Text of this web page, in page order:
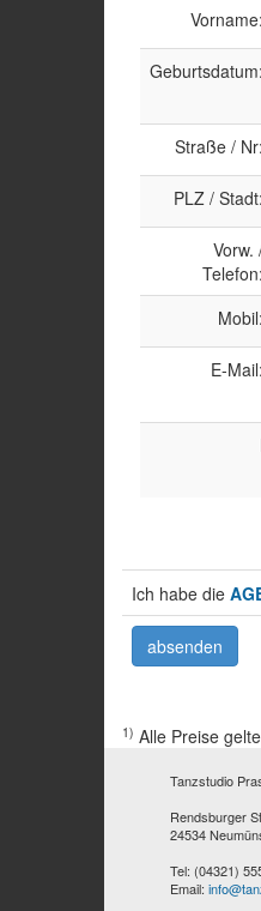
Vorname:
Geburtsdatum:
Straße / Nr:
PLZ / Stadt:
Vorw.
Telefon:
Mobil:
E-Mail:
Ich habe die
1) Alle Preise
Tanzstudio
Rendsburger
24534
Tel: (04321)
Email: